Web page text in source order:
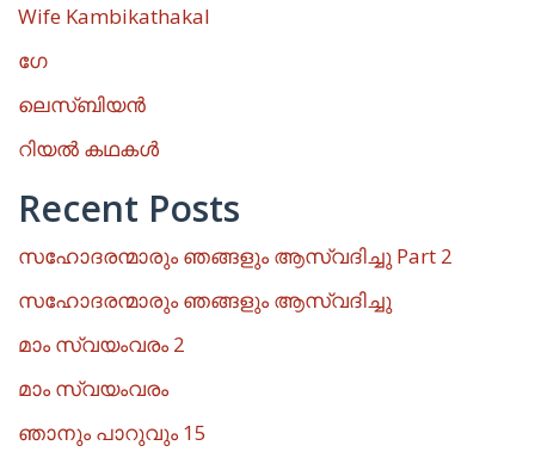
Wife Kambikathakal
ഗേ
ലെസ്ബിയൻ
റിയൽ കഥകൾ
Recent Posts
സഹോദരന്മാരും ഞങ്ങളും ആസ്വദിച്ചു Part 2
സഹോദരന്മാരും ഞങ്ങളും ആസ്വദിച്ചു
മാം സ്വയംവരം 2
മാം സ്വയംവരം
ഞാനും പാറുവും 15